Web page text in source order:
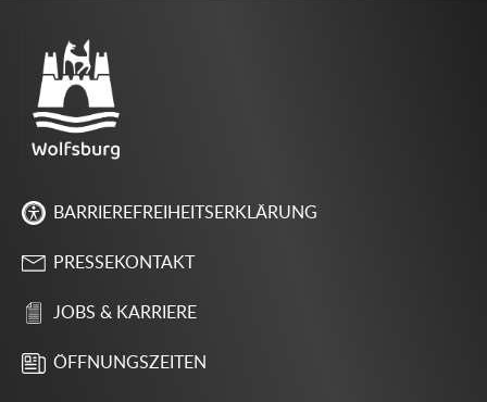
BARRIEREFREIHEITSERKLÄRUNG
PRESSEKONTAKT
JOBS & KARRIERE
ÖFFNUNGSZEITEN